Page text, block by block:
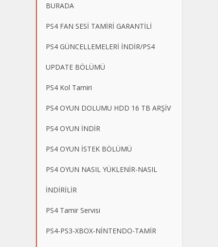
BURADA
PS4 FAN SESİ TAMİRİ GARANTİLİ
PS4 GÜNCELLEMELERİ İNDİR/PS4
UPDATE BÖLÜMÜ
PS4 Kol Tamiri
PS4 OYUN DOLUMU HDD 16 TB ARŞİV
PS4 OYUN İNDİR
PS4 OYUN İSTEK BÖLÜMÜ
PS4 OYUN NASIL YÜKLENİR-NASIL
İNDİRİLİR
PS4 Tamir Servisi
PS4-PS3-XBOX-NİNTENDO-TAMİR